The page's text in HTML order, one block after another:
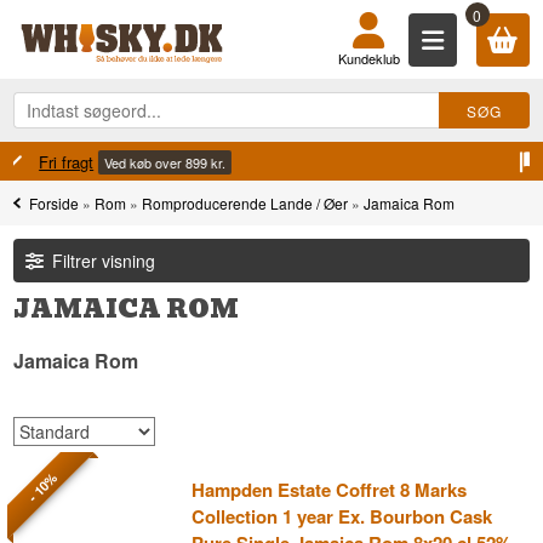
0
Kundeklub
100% Danskejet Ejet og drevet i Danmark
Forside » Rom » Romproducerende Lande / Øer »Jamaica Rom
Filtrer visning
JAMAICA ROM
Jamaica Rom
- 10%
Hampden Estate Coffret 8 Marks
Collection 1 year Ex. Bourbon Cask